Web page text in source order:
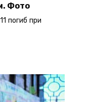
Фото
погиб при